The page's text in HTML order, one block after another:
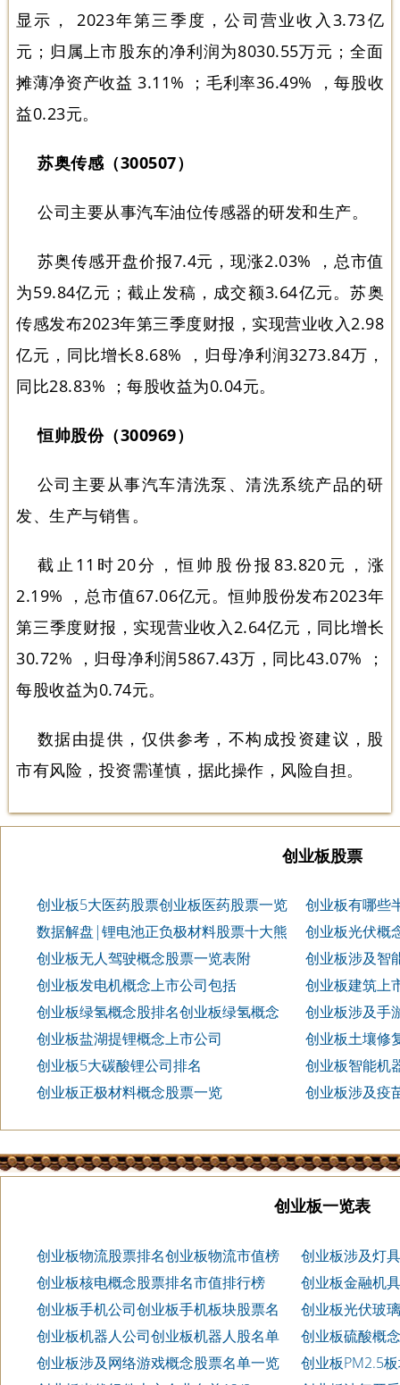
显示， 2023年第三季度，公司营业收入3.73亿
元；归属上市股东的净利润为8030.55万元；全面
摊薄净资产收益 3.11% ；毛利率36.49% ，每股收
益0.23元。
苏奥传感（300507）
公司主要从事汽车油位传感器的研发和生产。
苏奥传感开盘价报7.4元，现涨2.03% ，总市值
为59.84亿元；截止发稿，成交额3.64亿元。苏奥
传感发布2023年第三季度财报，实现营业收入2.98
亿元，同比增长8.68% ，归母净利润3273.84万，
同比28.83% ；每股收益为0.04元。
恒帅股份（300969）
公司主要从事汽车清洗泵、清洗系统产品的研
发、生产与销售。
截止11时20分，恒帅股份报83.820元，涨
2.19% ，总市值67.06亿元。恒帅股份发布2023年
第三季度财报，实现营业收入2.64亿元，同比增长
30.72% ，归母净利润5867.43万，同比43.07% ；
每股收益为0.74元。
数据由提供，仅供参考，不构成投资建议，股
市有风险，投资需谨慎，据此操作，风险自担。
创业板股票
创业板5大医药股票创业板医药股票一览
创业板有哪些
司
数据解盘|锂电池正负极材料股票十大熊
股一览
创业板光伏概
创业板无人驾驶概念股票一览表附
创业板涉及智
创业板发电机概念上市公司包括
创业板建筑上
创业板绿氢概念股排名创业板绿氢概念
股有哪些
创业板涉及手
创业板盐湖提锂概念上市公司
创业板土壤修
排名2023
创业板5大碳酸锂公司排名
创业板智能机
创业板正极材料概念股票一览
创业板涉及疫
创业板一览表
创业板物流股票排名创业板物流市值榜
单
创业板涉及灯
创业板核电概念股票排名市值排行榜
创业板金融机
创业板手机公司创业板手机板块股票名
单2023
创业板光伏玻
排名2023
创业板机器人公司创业板机器人股名单
2023
创业板硫酸概
创业板涉及网络游戏概念股票名单一览
创业板PM2.5